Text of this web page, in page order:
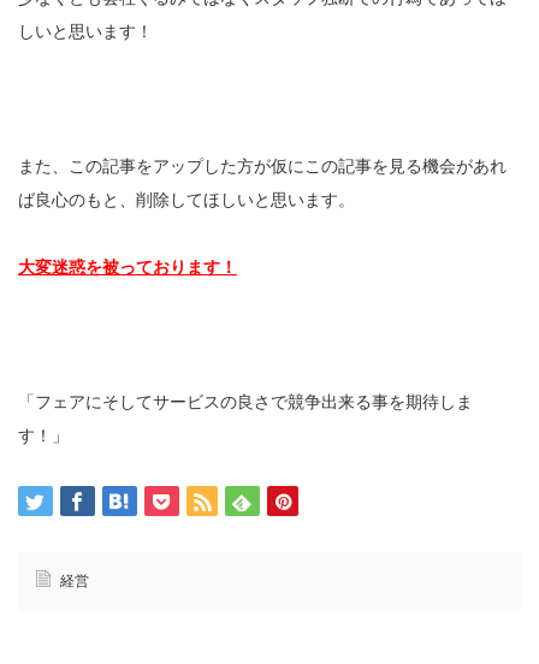
しいと思います！
また、この記事をアップした方が仮にこの記事を見る機会があれ
ば良心のもと、削除してほしいと思います。
大変迷惑を被っております！
「フェアにそしてサービスの良さで競争出来る事を期待しま
す！」
経営